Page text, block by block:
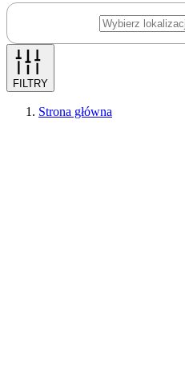
FILTRY
Strona główna